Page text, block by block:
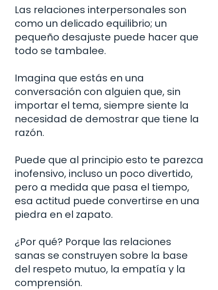
Las relaciones interpersonales son
como un delicado equilibrio; un
pequeño desajuste puede hacer que
todo se tambalee.
Imagina que estás en una
conversación con alguien que, sin
importar el tema, siempre siente la
necesidad de demostrar que tiene la
razón.
Puede que al principio esto te parezca
inofensivo, incluso un poco divertido,
pero a medida que pasa el tiempo,
esa actitud puede convertirse en una
piedra en el zapato.
¿Por qué? Porque las relaciones
sanas se construyen sobre la base
del respeto mutuo, la empatía y la
comprensión.